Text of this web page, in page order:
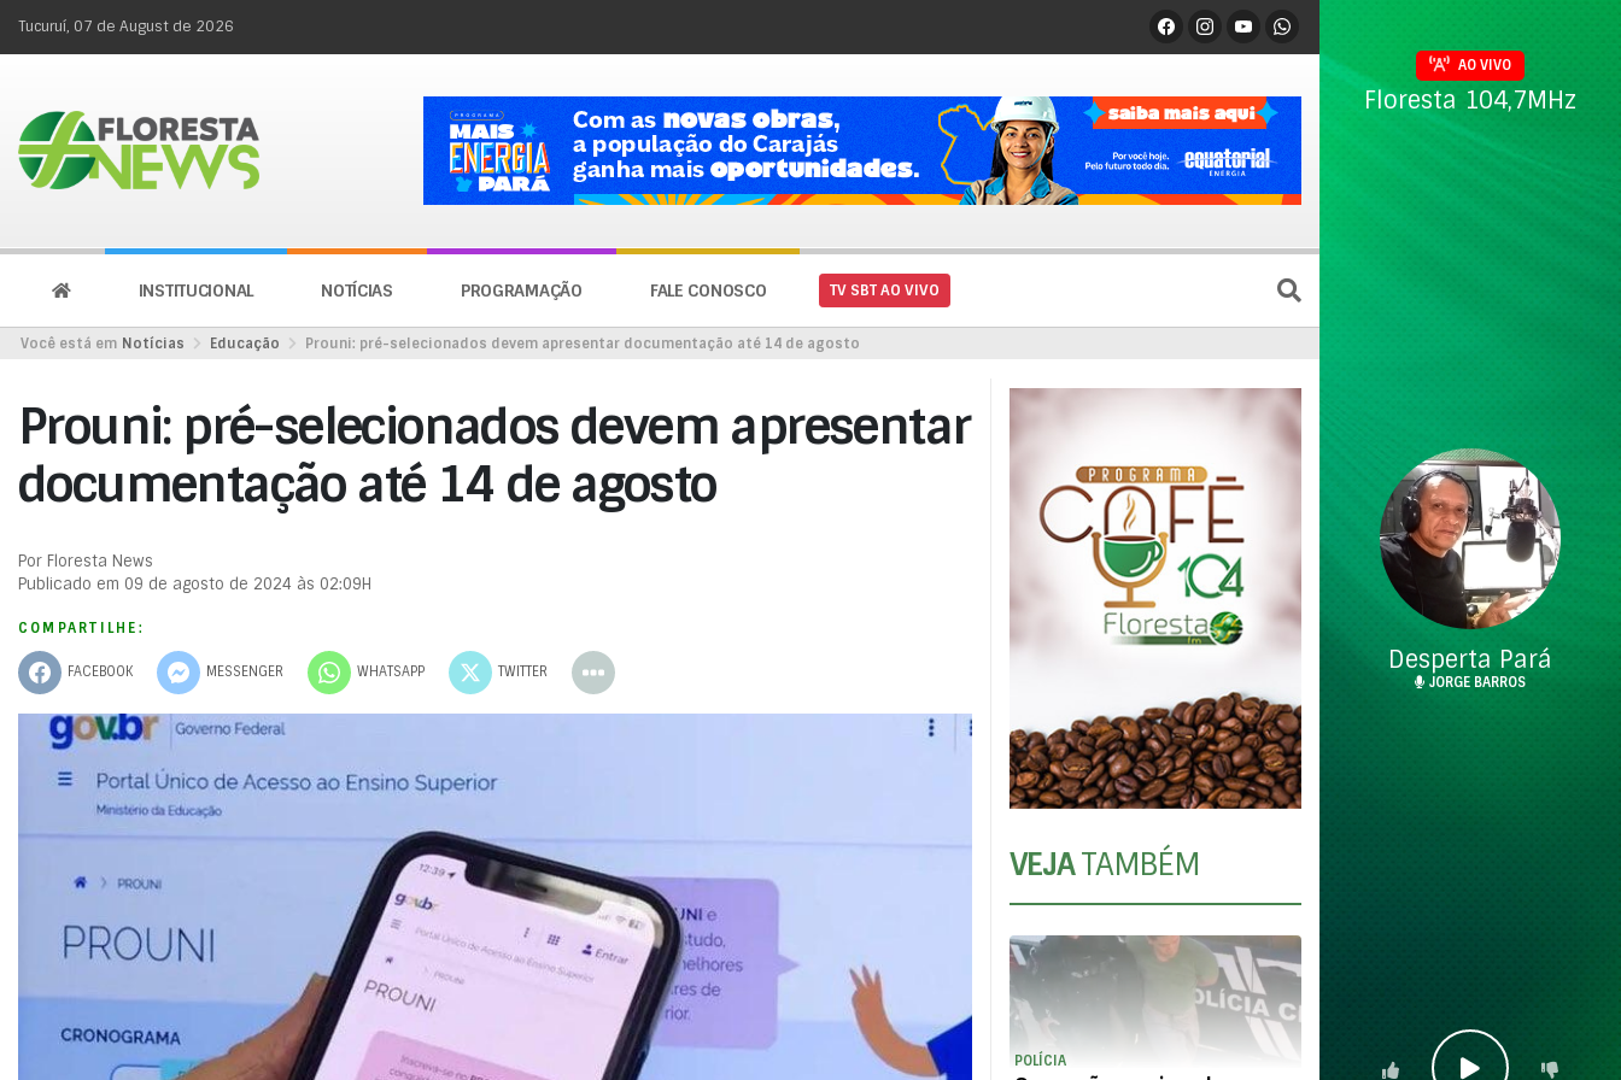
Tucuruí, 07 de August de 2026
INSTITUCIONAL NOTÍCIAS PROGRAMAÇÃO FALE CONOSCO TV SBT AO VIVO
Você está em Notícias Educação Prouni: pré-selecionados devem apresentar documentação até 14 de agosto
Prouni: pré-selecionados devem apresentar
documentação até 14 de agosto
Por Floresta News
Publicado em 09 de agosto de 2024 às 02:09H
COMPARTILHE:
FACEBOOK MESSENGER WHATSAPP TWITTER
VEJATAMBÉM
POLÍCIA
AO VIVO
Floresta 104,7MHz
Desperta Pará
JORGE BARROS